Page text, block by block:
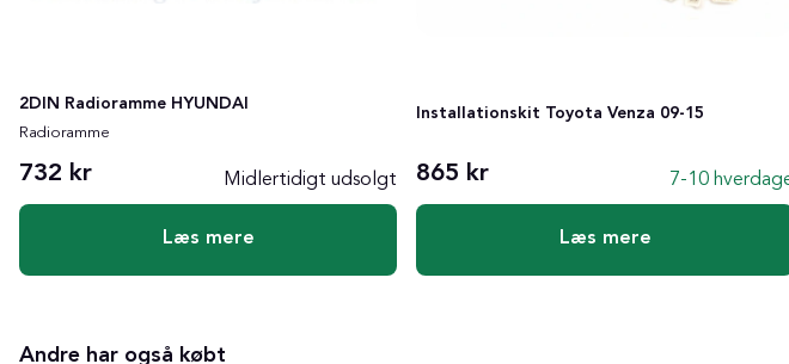
2DIN Radioramme HYUNDAI
Radioramme
732 kr Midlertidigt udsolgt
Læs mere
Installationskit Toyota Venza 09-15
865 kr 7-10
Læs mere
Andre har også købt